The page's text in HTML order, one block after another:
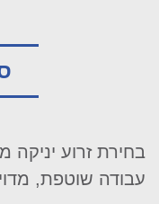
בחירת זרוע
עבודה שוטפת,